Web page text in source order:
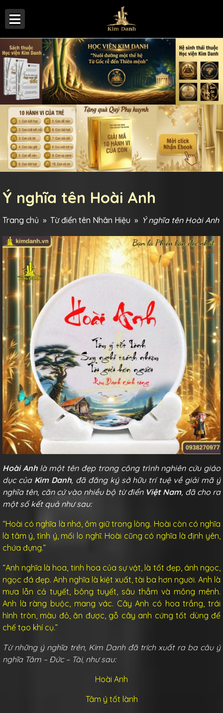
Ý nghĩa tên Hoài Anh
Trang chủ » Từ điển tên Nhân Hiệu » Ý nghĩa tên Hoài Anh
Hoài Anh là một tên đẹp trong công trình nghiên cứu giáo
dục của Kim Danh, đã đăng ký sở hữu trí tuệ về giải mã ý
nghĩa tên, căn cứ vào nhiều bộ từ điển Việt Nam, đã cho ra
một số kết quả như sau:
“Hoài có nghĩa là nhớ, ôm giữ trong lòng. Hoài còn có nghĩa
là tâm ý, tình ý, mối lo nghĩ. Hoài cũng có nghĩa là định yên,
chứa đựng.”
“Anh nghĩa là hoa, tinh hoa của sự vật, là tốt đẹp, ánh ngọc,
ngọc đá đẹp. Anh nghĩa là kiệt xuất, tài ba hơn người. Anh là
mưa lẫn cả tuyết, bông tuyết, sâu thẳm và mông mênh.
Anh là ràng buộc, mang vác. Cây Anh có hoa trắng, trái
hình tròn, màu đỏ, ăn được, gỗ cây anh cứng tốt dùng để
chế tạo khí cụ.”
Từ những ý nghĩa trên, Kim Danh đã trích xuất ra ba câu ý
nghĩa Tâm – Đức – Tài, như sau:
Hoài Anh
Tâm ý tốt lành